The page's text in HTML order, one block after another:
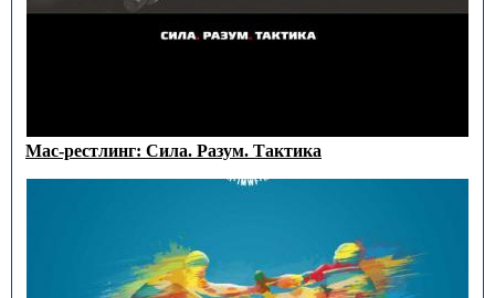
Мас-рестлинг: Сила. Разум. Тактика